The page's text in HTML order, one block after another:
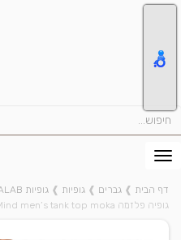
דף הבית ❱ גברים ❱ גופיות ❱ גופיות PLAZMALAB
גופיה פלזמה Master Mind men’s tank top moka